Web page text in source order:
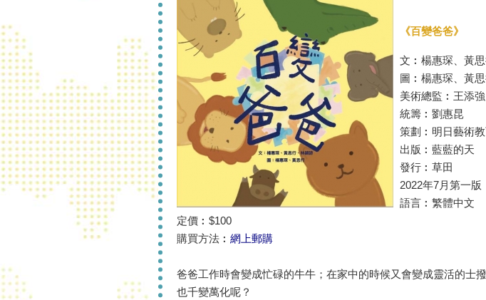
《百變爸爸》
文︰楊惠琛、黃
圖︰楊惠琛、黃
美術總監︰王添強
統籌︰劉惠昆
策劃︰明日藝術
出版︰藍藍的天
發行︰草田
2022年7月第一版
語言︰繁體中文
定價︰$100
購買方法︰ 網上郵購
爸爸工作時會變成忙碌的牛牛；在家中的時候又會變成靈活的士
也千變萬化呢？